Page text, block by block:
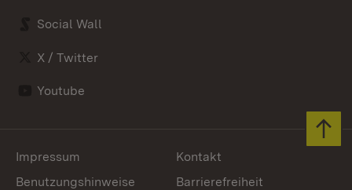
Social Wall
X / Twitter
Youtube
Impressum
Kontakt
Benutzungshinweise
Barrierefreiheit